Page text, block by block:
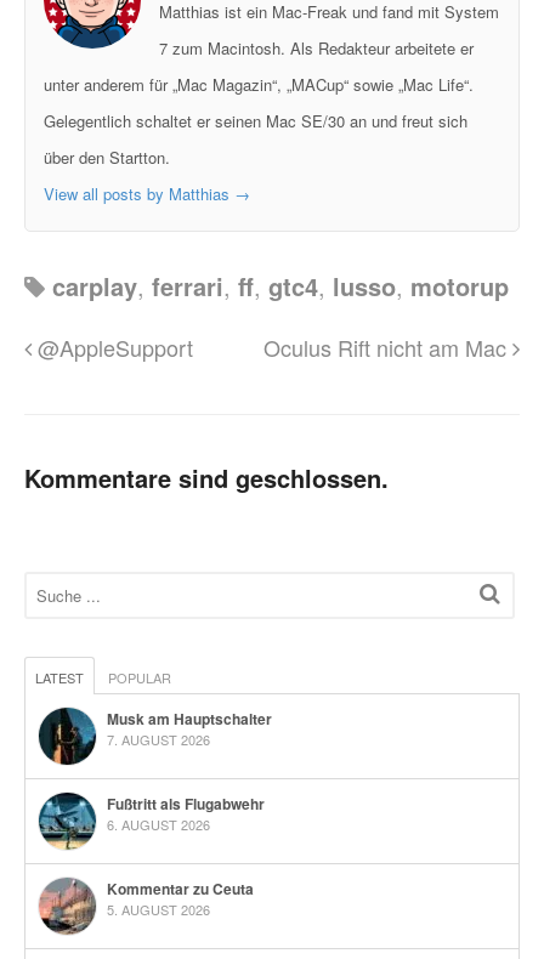
Matthias ist ein Mac-Freak und fand mit System
7 zum Macintosh. Als Redakteur arbeitete er
unter anderem für „Mac Magazin“, „MACup“ sowie „Mac Life“.
Gelegentlich schaltet er seinen Mac SE/30 an und freut sich
über den Startton.
View all posts by Matthias →
carplay, ferrari, ff, gtc4, lusso, motorup
@AppleSupport Oculus Rift nicht am Mac
Kommentare sind geschlossen.
LATEST POPULAR
Musk am Hauptschalter
7. AUGUST 2026
Fußtritt als Flugabwehr
6. AUGUST 2026
Kommentar zu Ceuta
5. AUGUST 2026